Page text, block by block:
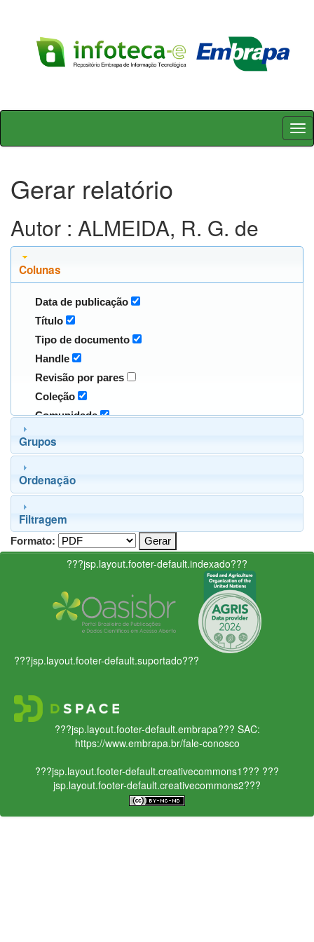
Skip
Gerar relatório
Autor : ALMEIDA, R. G. de
Colunas
Data de publicação
Título
Tipo de documento
Handle
Revisão por pares
Coleção
Comunidade
Grupos
Ordenação
Filtragem
Formato:
???jsp.layout.footer-default.indexado???
???jsp.layout.footer-default.suportado???
???jsp.layout.footer-default.embrapa??? SAC:
https://www.embrapa.br/fale-conosco
???jsp.layout.footer-default.creativecommons1??? ???
jsp.layout.footer-default.creativecommons2???